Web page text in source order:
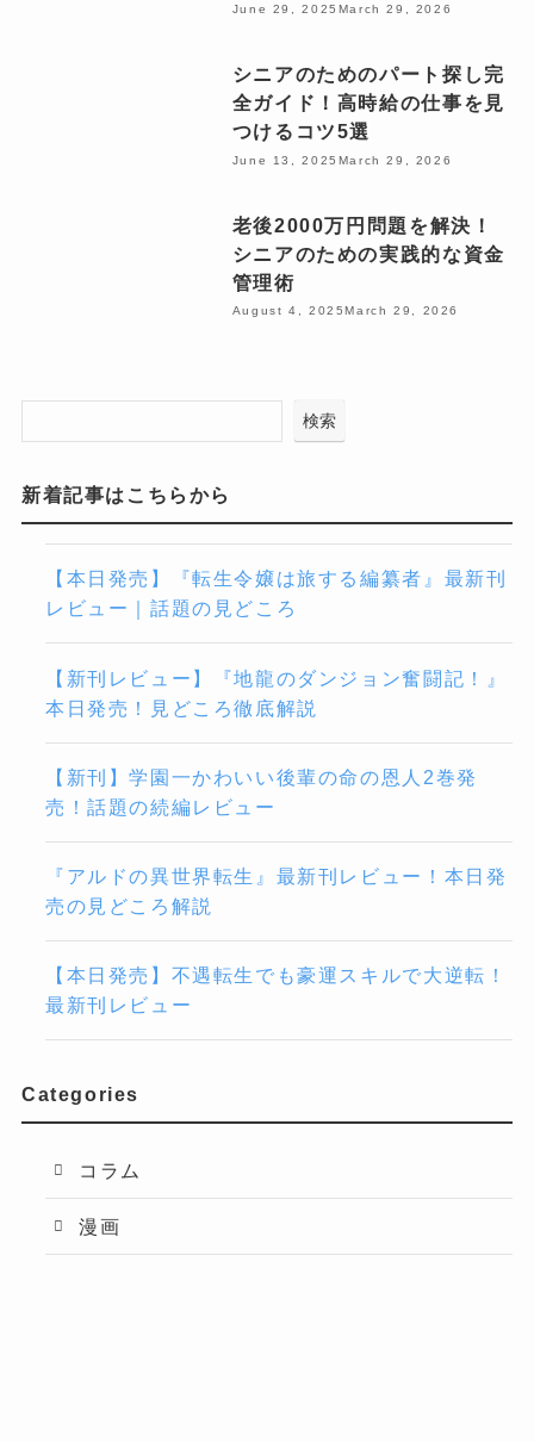
June 29, 2025 March 29, 2026
シニアのためのパート探し完
全ガイド！高時給の仕事を見
つけるコツ5選
June 13, 2025 March 29, 2026
老後2000万円問題を解決！
シニアのための実践的な資金
管理術
August 4, 2025March 29, 2026
検索
新着記事はこちらから
【本日発売】『転生令嬢は旅する編纂者』最新刊
レビュー｜話題の見どころ
【新刊レビュー】『地龍のダンジョン奮闘記！』
本日発売！見どころ徹底解説
【新刊】学園一かわいい後輩の命の恩人2巻発
売！話題の続編レビュー
『アルドの異世界転生』最新刊レビュー！本日発
売の見どころ解説
【本日発売】不遇転生でも豪運スキルで大逆転！
最新刊レビュー
Categories
コラム
漫画